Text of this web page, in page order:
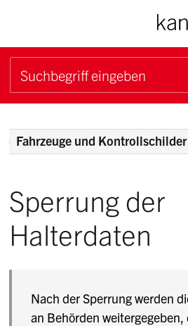
Navigieren im
Schnellnavigation
Suchbegriff
Fahrzeuge und Kontrollschilder
Sperrung der
Halterdaten
Nach der Sperrung werden
an Behörden weitergegeben,